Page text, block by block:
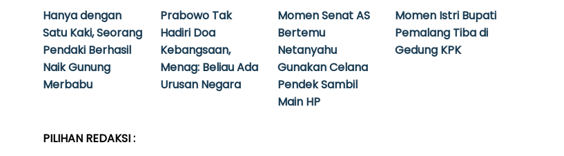
Hanya dengan
Satu Kaki, Seorang
Pendaki Berhasil
Naik Gunung
Merbabu
Prabowo Tak
Hadiri Doa
Kebangsaan,
Menag: Beliau Ada
Urusan Negara
Momen Senat AS
Bertemu
Netanyahu
Gunakan Celana
Pendek Sambil
Main HP
Momen Istri Bupati
Pemalang Tiba di
Gedung KPK
PILIHAN REDAKSI :